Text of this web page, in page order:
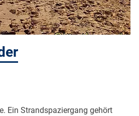
Ein Strandspaziergang gehört